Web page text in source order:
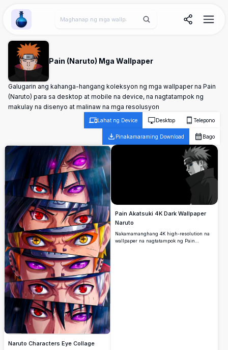
Wallpaper Alchemy
Pain (Naruto) Mga Wallpaper
Galugarin ang kahanga-hangang koleksyon ng mga wallpaper na Pain
(Naruto) para sa desktop at mobile na device, na nagtatampok ng
makulay na disenyo at malinaw na mga resolusyon
Lahat ng Device Desktop Telepono
Pinakamaraming Download Bago
Naruto Characters Eye Collage
Pain Akatsuki 4K Dark Wallpaper
Naruto
Nakamamanghang 4K high-resolution na
wallpaper na nagtatampok ng Pain